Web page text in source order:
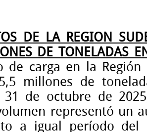
DE LA REGION
DE TONELADAS
de carga en la Región
millones de
de octubre de
representó un
a igual período del